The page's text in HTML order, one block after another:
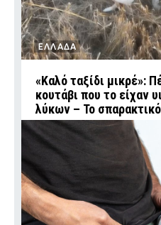
ΕΛΛΑΔΑ
«Καλό ταξίδι μικρέ»:
κουτάβι που το είχαν
λύκων – Το